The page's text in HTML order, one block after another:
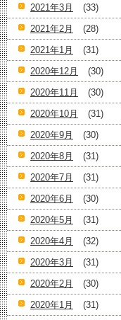
2021年3月
(33)
2021年2月
(28)
2021年1月
(31)
2020年12月
(30)
2020年11月
(30)
2020年10月
(31)
2020年9月
(30)
2020年8月
(31)
2020年7月
(31)
2020年6月
(30)
2020年5月
(31)
2020年4月
(32)
2020年3月
(31)
2020年2月
(30)
2020年1月
(31)